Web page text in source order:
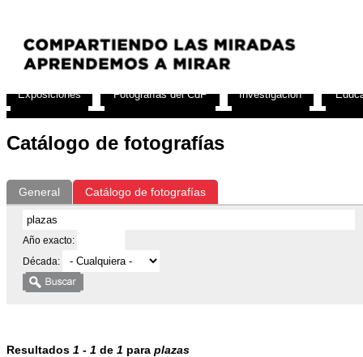
Catálogo de fotografías
General Catálogo de fotografías
Año exacto:
Década:
Resultados 1 - 1 de 1 para plazas
Exposiciones Fotografías del CdF Investigación